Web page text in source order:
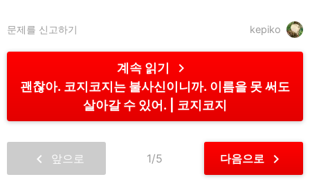
kepiko
문제를 신고하기
계속 읽기 chevron_right
괜찮아. 코지코지는 불사신이니까. 이름을 못 써도
살아갈 수 있어.
코지코지
chevron_left 앞으로 1/5 다음으로 chevron_right